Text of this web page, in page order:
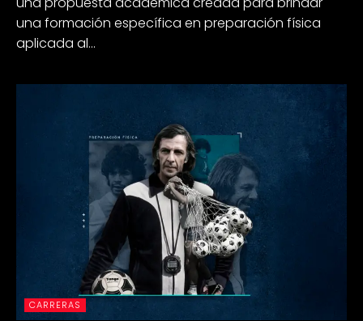
una formación específica en preparación física
aplicada al...
CARRERAS